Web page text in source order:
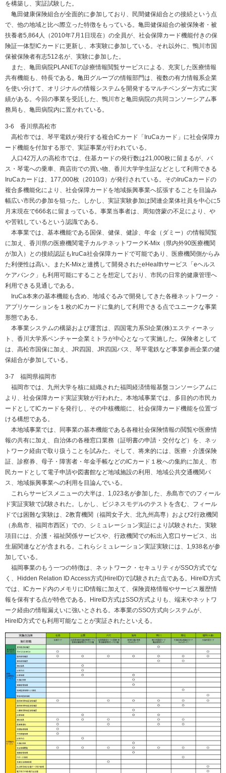
を構築し、実証試験した。
亀田健康保険組合が全面的に参加しており、民間健保組合との接続という点
で、他の地域と比べ際立った特徴をもっている。亀田健保組合の被保険者・被
扶養者5,864人（2010年7月1日現在）の全員が、社会保障カード機能付きの保
険証一体型ICカードに更新し、本実験に参加している。それ以外に、鴨川市国
保被保険者有志512名が、実験に参加した。
また、亀田病院PLANETの診療情報閲覧サービスによる、充実した医療情報
共有機能も、特長である。亀田グループの情報部門は、複数の有力情報系企業
を使い分けて、オリジナルの情報システムを開発するマルチベンダー方式に実
績がある。今回の事業を受託した、鴨川市と亀田病院の共同コンソーシアム事
務局も、亀田病院内に置かれている。
3-6 香川県高松市
高松市では、琴平電鉄が発行する複合ICカード「IruCaカード」に社会保障カ
ード機能を付加する形で、実証事業が行われている。
人口42万人の高松市では、住基カードの発行数は21,000枚に留まるが、バ
ス・琴電への乗車、商店街での買い物、香川大学学生証などとして利用できる
IruCaカードは、177,000枚（2010/3）が発行されている。そのIruCaカードの
複合多機能化により、社会保障カードを地域振興事業へ拡張することを目論み
幅広い市民の参加を狙った。しかし、実証実験参加は関連企業体社員を中心に5
月末現在で666名に留まっている。事業当事者は、周知啓蒙の不足により、や
や苦戦しているという認識である。
本事業では、基本機能である国保、健保、健診、年金（ダミー）の情報閲覧
に加え、香川県の医療機関電子カルテネットワークK-Mix（県内外90医療機関
が加入）との接続認証もIruCa社会保障カードで可能であり、医療機関側からみ
た利便性は高い。またK-Mixと連携して開発されたeHealthサービス「eヘルス
ケアバンク」も利用可能にすることを想定しており、市民の日常的健康管理へ
利用できる見通しである。
IruCa本来の基本機能も含め、地域ぐるみで開発してきた各種ネットワーク・
アプリケーションを１枚のICカードに集約して利用できる点でユニークな事業
形態である。
本事業システムの構築および運営は、四国電力系SI企業(株)エスティーネッ
ト、香川大学系ベンチャー企業ミトラが中心となって実施した。保険者として
は、高松市国保に加え、JR四国、JR四国バス、琴平電鉄など事業参画企業の健
保組合が参加している。
3-7 福岡県福岡市
福岡市では、九州大学を核に組織された福岡経済情報基盤コンソーシアムに
より、社会保障カード実証実験が行われた。本地域事業では、多目的の市民カ
ードとしてICカードを発行し、その中核機能に、社会保障カード機能を位置づ
ける構想である。
本地域事業では、同事業の基本機能である各種社会保険情報の閲覧や医療情
報の共有に加え、自治体の各種窓口業務（証明書の申請・交付など）を、ネッ
トワーク経由で取り扱うことを試みた。そして、将来的には、医療・介護保険
証、診察券、母子・障害者・年金手帳などのICカード１枚への集約に加え、市
民カードとして電子申請や図書館など地域施設の利用、地域公共交通機関パ
ス、地域振興事業への利用を目論んでいる。
これらサービスメニューの大半は、1,023名が参加した、糸島市でのフィール
ド実証実験で試験された。しかし、ビジネスモデルのテストを含む、フィール
ドでは困難な実験は、2教育機関（福岡女子大、北九州高専）および2行政機関
（糸島市、福岡市西区）での、シミュレーション実証により試験された。実験
項目には、介護・福祉関係サービスや、行政機関での転出入窓口サービス、出
生届関連などが含まれる。これらシミュレーション実証実験には、1,938名が参
加している。
福岡事業のもう一つの特徴は、ネットワーク・セキュリティがSSO方式でな
く、Hidden Relation ID Access方式(HireID)で試験された点である。HireID方式
では、ICカード内のメモリにID情報に加えて、保険資格情報やサービス履歴情
報を保有する点が特色である。HireID方式はSSO方式よりも、端末やネットワ
ーク経由の情報漏えいに強いとされる。本事業のSSO方式向システムが、
HireID方式でも利用可能なことが実証されたといえる。